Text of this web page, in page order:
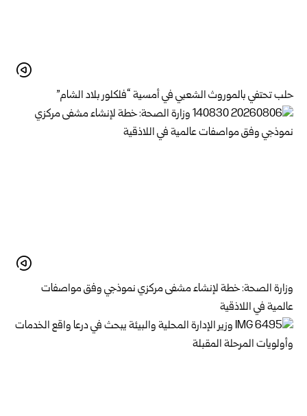
حلب تحتفي بالموروث الشعبي في أمسية “فلكلور بلاد الشام”
وزارة الصحة: خطة لإنشاء مشفى مركزي نموذجي وفق مواصفات
عالمية في اللاذقية